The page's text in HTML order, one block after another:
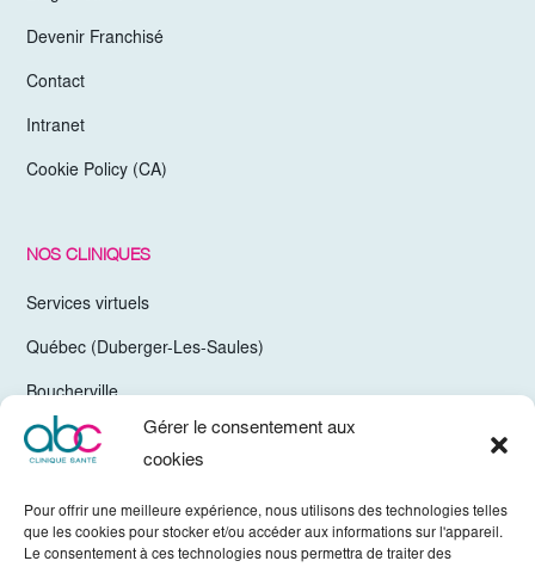
Gérer le consentement aux
cookies
Pour offrir une meilleure expérience, nous utilisons des technologies telles
que les cookies pour stocker et/ou accéder aux informations sur l'appareil.
Le consentement à ces technologies nous permettra de traiter des
Devenir Franchisé
Contact
Intranet
Cookie Policy (CA)
NOS CLINIQUES
Services virtuels
Québec (Duberger-Les-Saules)
Boucherville
Trois-Rivières
Valleyfield